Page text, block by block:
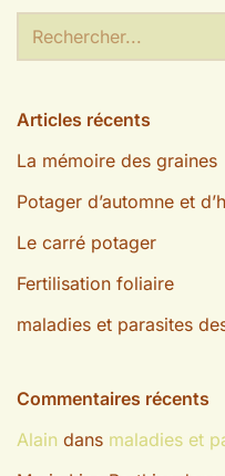
Articles récents
La mémoire des graines
Potager d’automne et
Le carré potager
Fertilisation foliaire
maladies et parasites
Commentaires récents
Alain dans maladies et